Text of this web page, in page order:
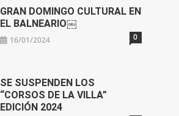
GRAN DOMINGO CULTURAL EN
EL BALNEARIO￼
16/01/2024 0
SE SUSPENDEN LOS
“CORSOS DE LA VILLA”
EDICIÓN 2024